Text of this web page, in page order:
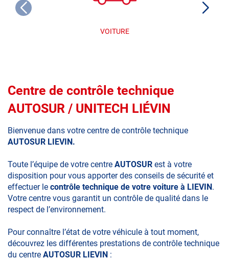
VOITURE
Centre de contrôle technique
AUTOSUR / UNITECH LIÉVIN
Bienvenue dans votre centre de contrôle technique
AUTOSUR LIEVIN.
Toute l’équipe de votre centre AUTOSUR est à votre
disposition pour vous apporter des conseils de sécurité et
effectuer le contrôle technique de votre voiture à LIEVIN.
Votre centre vous garantit un contrôle de qualité dans le
respect de l’environnement.
Pour connaître l’état de votre véhicule à tout moment,
découvrez les différentes prestations de contrôle technique
du centre AUTOSUR LIEVIN :